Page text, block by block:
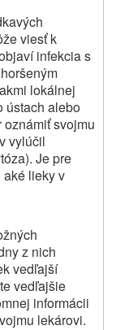
viesť k
infekcia s
lokálnej
ústach alebo
svojmu
vylúčil
Je pre
aké lieky v
z nich
vedľajší
vedľajšie
informácii
lekárovi.